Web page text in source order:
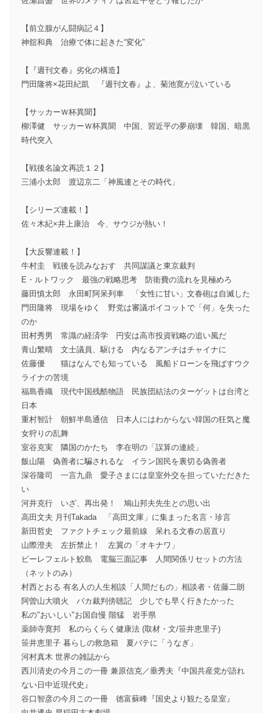
【前立腺がん闘病記４】
神舘和典 治療で体に起きた“変化”
【『週刊文春』劣化の構造】
門田隆将×花田紀凱 『週刊文春』よ、菊池寛が泣いている
【サッカーＷ杯異聞】
柳澤健 サッカーＷ杯異聞 中国、習近平の夢崩壊 韓国、暗黒
時代突入
【戦後名論文再読１２】
三浦小太郎 渡辺京二「神風連とその時代」
【シリーズ連載！】
佐々木紀×井上康治 今、サウジが熱い！
【大反響連載！】
牛村圭 戦後を読みなおす 共同謀議と東京裁判
E・ルトワック 最強の戦略思考 防衛費の流れを見極めろ
藤田慎太郎 永田町阿呆列車 「女性に甘い」文春砲は自滅した
門田隆将 現場をゆく 野党は審議ボイコットで「何」を失った
のか
田村秀男 常識の経済学 円安は高市投資戦略の追い風だ
青山繁晴 文士議員、駆ける 内なるアンチはチャイナに
佐藤優 猫はなんでも知っている 風船ドローンを飛ばすウク
ライナの苦境
福島香織 現代中国残酷物語 民族団結法のターゲットは台湾と
日本
重村智計 朝鮮半島通信 日本人にはわからない韓国の狂気と魔
女狩りの乱舞
室谷克実 隣国のかたち 李在明の「誤算の連続」
飯山陽 偽善者に騙されるな イラン国民を裏切る偽善者
深谷隆司 一言九鼎 愛子さまには皇室外交を担っていただきた
い
河井克行 いざ、再出発！ 鳩山邦夫先生との思い出
高田文夫 月刊Takada 「高田文庫」に集まった名言・珍言
新田哲史 ファクトチェック最前線 呆れる文春の居直り
山際澄夫 左折禁止！ 左翼の「オキナワ」
ビーレフェルト鮫島 電脳三面記事 人間関係リセットの方法
（ネットのみ）
村西とおる 有名人の人生相談「人間だもの」相談者・佐藤二朗
阿曽山大噴火 バカ裁判傍聴記 少しでも早く行きたかった
私の"おいしい"お国自慢 階猛 岩手県
薬師寺寛邦 私のらくらく健康法 (取材・文/笹井恵里子)
笹井恵里子 暮らしの救急箱 夏バテに「うなぎ」
河村真木 世界の雑誌から
西川清史の今月この一冊 兼原信克／垂秀夫『中国共産党が語れ
ない日中近現代史』
谷口智彦の今月この一冊 徳富蘇峰『国史より観たる皇室』